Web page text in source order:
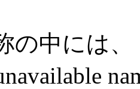
中には、